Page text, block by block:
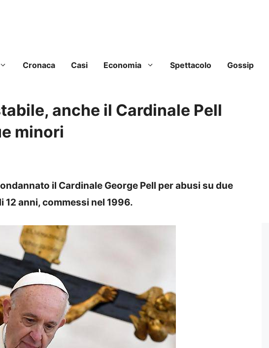
Cronaca Casi Economia Spettacolo Gossip
anche il Cardinale Pell
minori
il Cardinale George Pell per abusi su due
12 anni, commessi nel 1996.